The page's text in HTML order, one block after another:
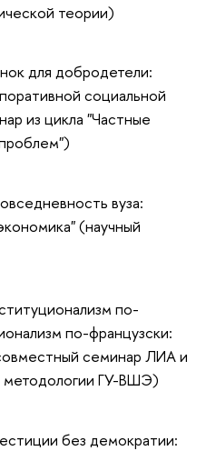
теории)
для добродетели:
социальной
из цикла "Частные
вуза:
(научный
по-
по-французски:
семинар ЛИА и
ГУ-ВШЭ)
без демократии: